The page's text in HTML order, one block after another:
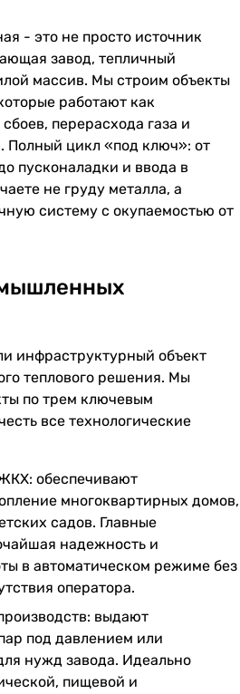
- это не просто источник
завод, тепличный
массив. Мы строим объекты
работают как
перерасхода газа и
Полный цикл «под ключ»: от
пусконаладки и ввода в
не груду металла, а
систему с окупаемостью от
инфраструктурный объект
теплового решения. Мы
по трем ключевым
все технологические
обеспечивают
многоквартирных домов,
садов. Главные
надежность и
в автоматическом режиме без
оператора.
выдают
под давлением или
нужд завода. Идеально
пищевой и